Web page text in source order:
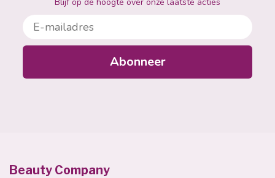
E-mailadres
Abonneer
Beauty Company